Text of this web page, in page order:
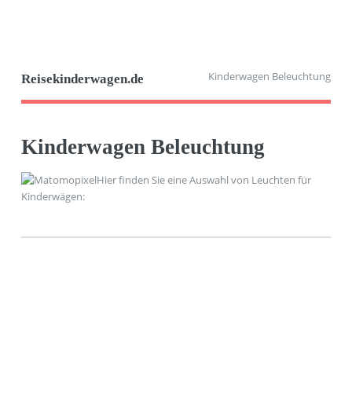
Reisekinderwagen.de Kinderwagen Beleuchtung
Kinderwagen Beleuchtung
Hier finden Sie eine Auswahl von Leuchten für
Kinderwägen: